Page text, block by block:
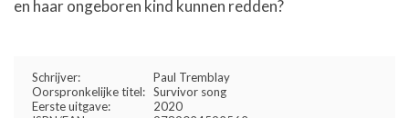
en haar ongeboren kind kunnen redden?
Schrijver:
Paul Tremblay
Oorspronkelijke titel: Survivor song
Eerste uitgave:
2020